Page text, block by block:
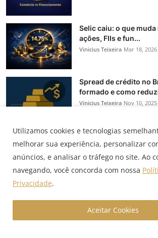
Selic caiu: o que
ações, FIIs e fun...
Vinicius Teixeira Mar 18, 2026
Spread de crédito no
formado e como
Vinicius Teixeira Nov 10, 2025
Selic a 15% até 2026:
devem reprecific...
Vinicius Teixeira Nov 8, 2025
que muda na prática
Vinicius Teixeira Oct 22, 2025
Utilizamos cookies e tecnologias
melhorar sua experiência, personalizar
anúncios, e analisar o tráfego no site. Ao
navegando, você concorda com nossa
Privacidade.
Aceitar Cookies